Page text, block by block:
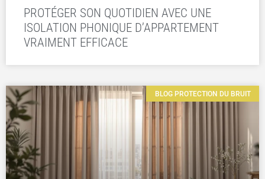
PROTÉGER SON QUOTIDIEN AVEC UNE
ISOLATION PHONIQUE D’APPARTEMENT
VRAIMENT EFFICACE
BLOG PROTECTION DU BRUIT